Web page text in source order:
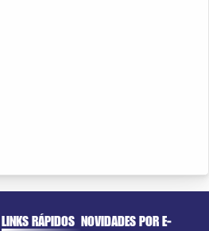
LINKS RÁPIDOS NOVIDADES POR E-